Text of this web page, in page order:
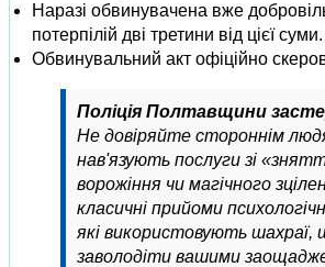
Наразі обвинувачена вже
потерпілій дві третини від цієї суми.
Обвинувальний акт офіційно
Поліція Полтавщини
Не довіряйте стороннім
нав'язують послуги зі
ворожіння чи магічного
класичні прийоми
які використовують шахраї,
заволодіти вашими